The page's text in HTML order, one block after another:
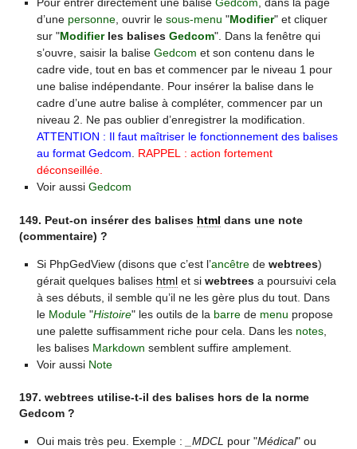
d’une personne, ouvrir le sous-menu "Modifier" et cliquer
sur "Modifierles balises Gedcom". Dans la fenêtre qui
s’ouvre, saisir la balise Gedcom et son contenu dans le
cadre vide, tout en bas et commencer par le niveau 1 pour
une balise indépendante. Pour insérer la balise dans le
cadre d’une autre balise à compléter, commencer par un
niveau 2. Ne pas oublier d’enregistrer la modification.
ATTENTION : Il faut maîtriser le fonctionnement des balises
au format Gedcom
RAPPEL : action fortement
déconseillée.
Voir aussi Gedcom
149. Peut-on insérer des balises html dans une note
(commentaire) ?
Si PhpGedView (disons que c’est l’ancêtrede webtrees)
gérait quelques balises htmlet si webtrees a poursuivi cela
à ses débuts, il semble qu’il ne les gère plus du tout. Dans
le Module"Histoire" les outils de la barrede menu propose
une palette suffisamment riche pour cela. Dans les notes,
les balises Markdown semblent suffire amplement.
Voir aussi Note
197. webtrees utilise-t-il des balises hors de la norme
Gedcom ?
Oui mais très peu. Exemple : _MDCL pour "Médical" ou